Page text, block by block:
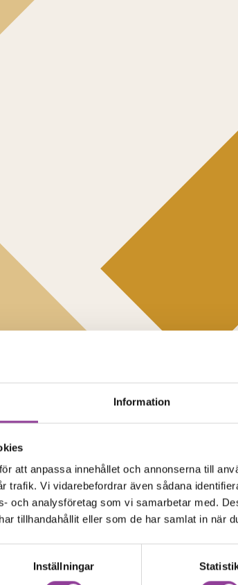
Information
att anpassa innehållet och annonserna till
trafik. Vi vidarebefordrar även sådana
och analysföretag som vi samarbetar med.
tillhandahållit eller som de har samlat in när
Inställningar